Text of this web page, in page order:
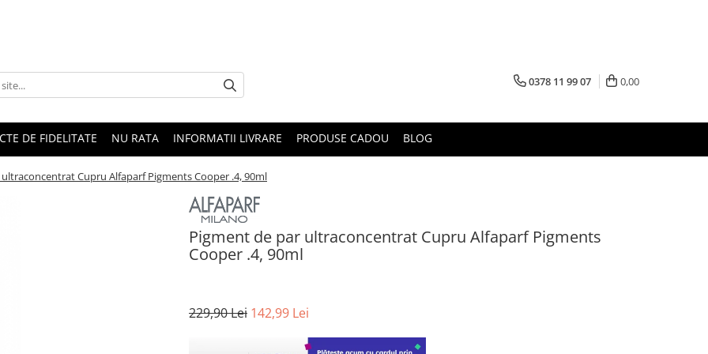
0378 11 99 07 0,00
DE FIDELITATE NU RATA INFORMATII LIVRARE PRODUSE CADOU BLOG
Cupru Alfaparf Pigments Cooper .4, 90ml
Pigment de par ultraconcentrat Cupru Alfaparf Pigments
Cooper .4, 90ml
229,90 Lei 142,99 Lei